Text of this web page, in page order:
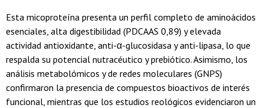
Esta micoproteína presenta un perfil completo de aminoácidos
esenciales, alta digestibilidad (PDCAAS 0,89) y elevada
actividad antioxidante, anti-α-glucosidasa y anti-lipasa, lo que
respalda su potencial nutracéutico y prebiótico. Asimismo, los
análisis metabolómicos y de redes moleculares (GNPS)
confirmaron la presencia de compuestos bioactivos de interés
funcional, mientras que los estudios reológicos evidenciaron un